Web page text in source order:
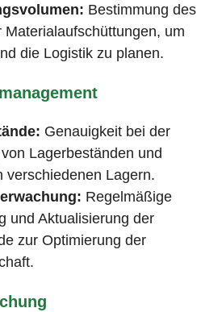
Bestimmung des
Materialaufschüttungen, um
die Logistik zu planen.
Genauigkeit bei der
Lagerbeständen und
verschiedenen Lagern.
Regelmäßige
und Aktualisierung der
zur Optimierung der